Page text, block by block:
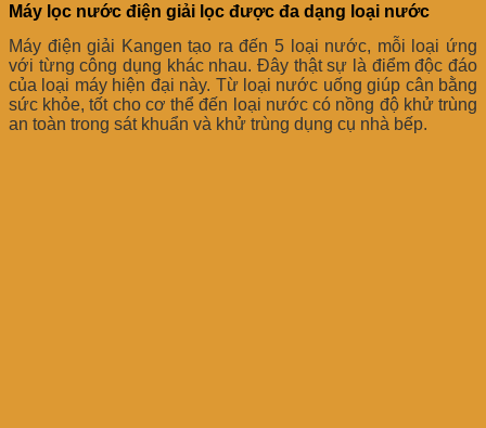
Máy lọc nước điện giải lọc được đa dạng loại nước
Máy điện giải Kangen tạo ra đến 5 loại nước, mỗi loại ứng
với từng công dụng khác nhau. Đây thật sự là điểm độc đáo
của loại máy hiện đại này. Từ loại nước uống giúp cân bằng
sức khỏe, tốt cho cơ thể đến loại nước có nồng độ khử trùng
an toàn trong sát khuẩn và khử trùng dụng cụ nhà bếp.